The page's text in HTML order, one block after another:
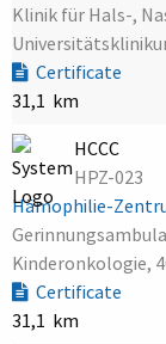
Klinik für Hals-,
Certificate
31,1 km
HCCC
HPZ-023
Hämophilie-
Kinderonkologie,
Certificate
31,1 km